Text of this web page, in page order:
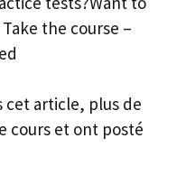
the course –
cet article, plus de
cours et ont posté